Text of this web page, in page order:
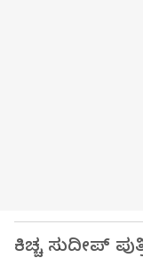
ಕಿಚ್ಚ ಸುದೀಪ್